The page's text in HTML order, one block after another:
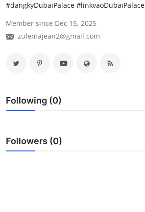
My Company
School Science
#dangkyDubaiPalace #linkvaoDubaiPalace
Member since Dec 15, 2025
zulemajean2@gmail.com
Following (0)
Followers (0)